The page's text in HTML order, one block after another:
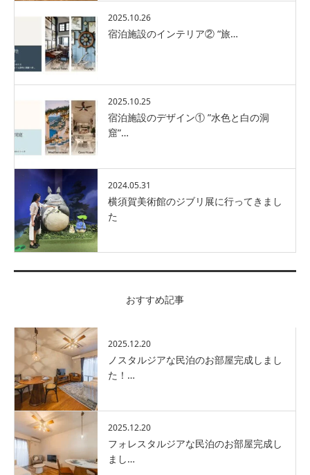
2025.10.26
宿泊施設のインテリア② “旅…
2025.10.25
宿泊施設のデザイン① ”水色と白の洞
窟”…
2024.05.31
横須賀美術館のジブリ展に行ってきまし
た
おすすめ記事
2025.12.20
ノスタルジアな民泊のお部屋完成しまし
た！…
2025.12.20
フォレスタルジアな民泊のお部屋完成し
まし…